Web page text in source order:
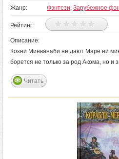
Жанр: Фэнтези, Зарубежное
Рейтинг:
Описание:
Козни Минванаби не дают Маре ни
борется не только за род Акома, но и
Читать